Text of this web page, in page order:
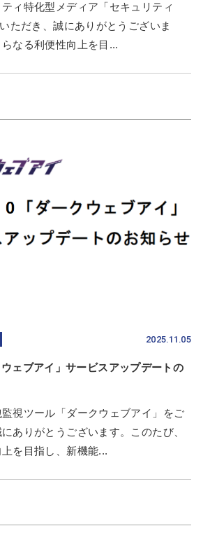
ィ特化型メディア「セキュリティ
ただき、誠にありがとうございま
なる利便性向上を目...
2025.11.05
ェブアイ」サービスアップデートの
視ツール「ダークウェブアイ」をご
ありがとうございます。このたび、
を目指し、新機能...